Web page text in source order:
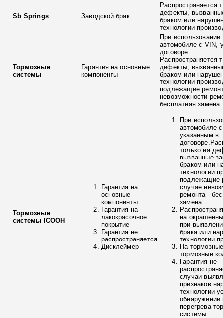
Sb Springs Заводской брак
Распространяется
дефекты,
браком или
технологии
Тормозные
системы
Гарантия на основные
компоненты
При использовании
автомобиле с VIN,
договоре.
Распространяется
дефекты,
браком или
технологии
подлежащие
невозможности
бесплатная замена.
Тормозные
системы ICOOH
Гарантия на
основные
компоненты
Гарантия на
лакокрасочное
покрытие
Гарантия не
распространяется
Дисклеймер
При
автомобиле
указанным в
только на
вызванные
браком или
технологии
подлежащие
случае
ремонта -
замена.
на
при
брака или
технологии
На
тормозные
Гарантия не
случаи
признаков
технологии
обнаружении
перегрева
системы.